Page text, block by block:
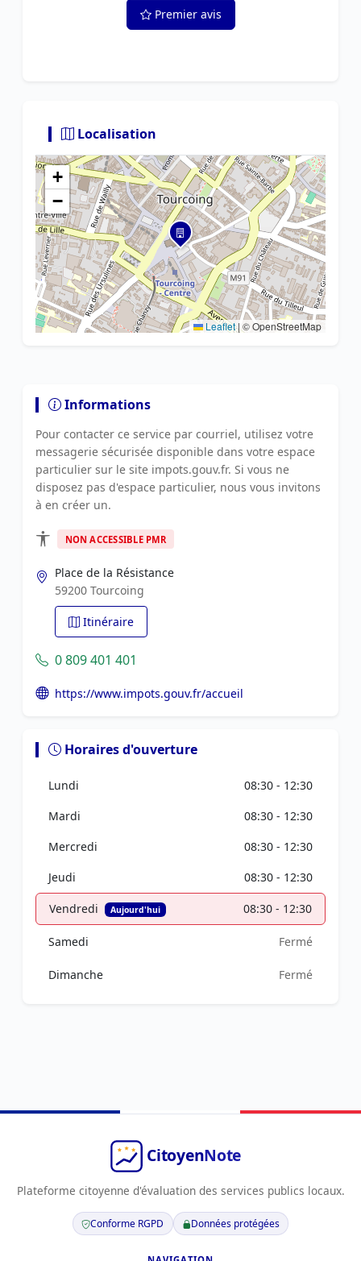
Premier avis
Localisation
+
−
Leaflet| © OpenStreetMap
Informations
Pour contacter ce service par courriel, utilisez votre
messagerie sécurisée disponible dans votre espace
particulier sur le site impots.gouv.fr. Si vous ne
disposez pas d'espace particulier, nous vous invitons
à en créer un.
NON ACCESSIBLE PMR
Place de la Résistance
59200 Tourcoing
Itinéraire
0 809 401 401
https://www.impots.gouv.fr/accueil
Horaires d'ouverture
Lundi
08:30 - 12:30
Mardi
08:30 - 12:30
Mercredi
08:30 - 12:30
Jeudi
08:30 - 12:30
Vendredi Aujourd'hui 08:30 - 12:30
Samedi Fermé
Dimanche Fermé
Plateforme citoyenne d'évaluation des services publics locaux.
Conforme RGPD Données protégées